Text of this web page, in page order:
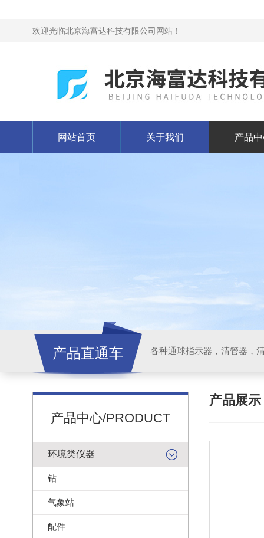
欢迎光临北京海富达科技有限公司网站！
网站首页 关于我们 产品
产品直通车 各种通球指示器，清管器，
产品中心/PRODUCT
环境类仪器
钻
气象站
配件
产品展示